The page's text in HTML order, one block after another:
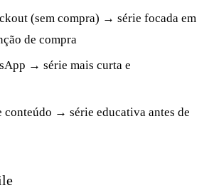
(sem compra) → série focada em
de compra
→ série mais curta e
conteúdo → série educativa antes de